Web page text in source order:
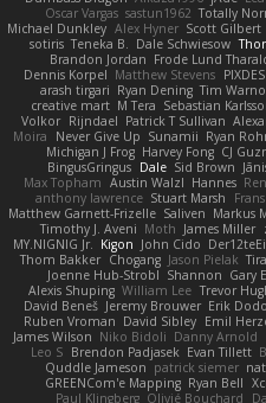
Oscar Vargas sastun1962 Totally
Michael Dunkley Alex Hyner Scott Gilbert
sotiris Teneka B. Dale Schwiesow
Brandon Jordan Frode Lund
Dennis Korpel Matthew Stevens
arash tirgari Ryan Dening Tim
creative mart M Tera Sebastian
Volkor Rijndael Patrick T Sullivan
Moira
Never Give Up Sunamii Ryan
Michigan J Frog Harvey Fong CJ
BingusGringus Dale Sid Brown
Max Topham Austin Walzl Hannes
anthony lawrence Stuart Marsh
Matthew Garnett-Frizelle Saliven Markus
Timothy J. Aveni Moth James Miller
MY.NIGNIG Jr.
Kigon John Cido
Thom Bakker Chogang Jason Pielak
Joenne Hub-Strobl Shannon Gary
Alexis Shuping William Lee Trevor
David Beneš Jeremy Brouwer Erik
Ruben Vroman David Sibley Emil
James Wilson Niko Bidoli Danny Arnold
Leo S Brendon Padjasek Evan Tillett
Quddle Jameson patrick siemer
GREENCom'e Mapping Ryan Bell
Paul Klingberg Olivié Bouchard